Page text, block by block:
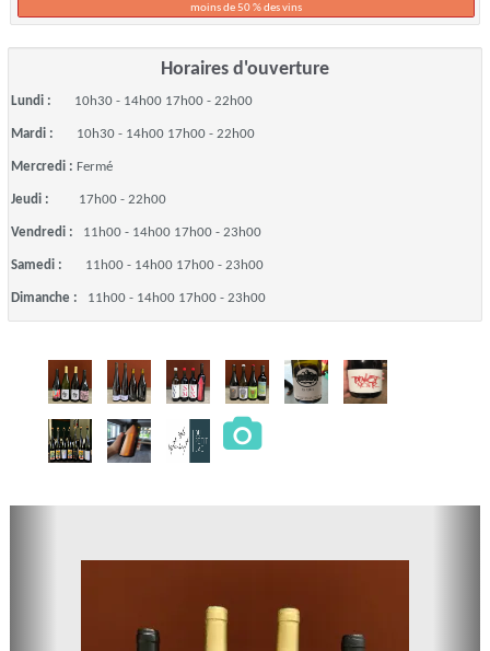
moins de 50 % des vins
Horaires d'ouverture
Lundi : 10h30 - 14h00 17h00 - 22h00
Mardi : 10h30 - 14h00 17h00 - 22h00
Mercredi : Fermé
Jeudi : 17h00 - 22h00
Vendredi : 11h00 - 14h00 17h00 - 23h00
Samedi : 11h00 - 14h00 17h00 - 23h00
Dimanche : 11h00 - 14h00 17h00 - 23h00